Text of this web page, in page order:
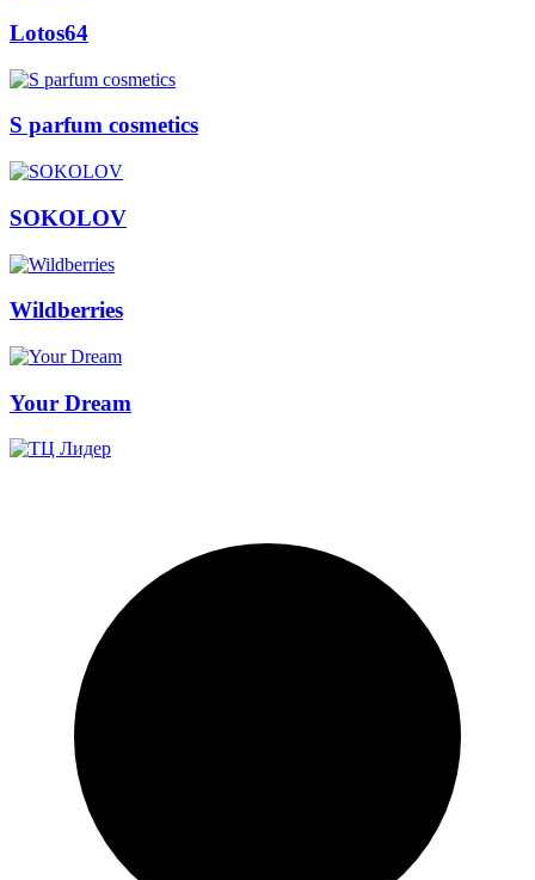
Lotos64
S parfum cosmetics
SOKOLOV
Wildberries
Your Dream